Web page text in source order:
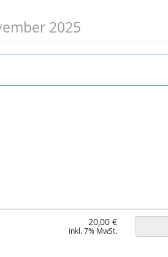
2025
20,00 €
inkl. 7% MwSt.